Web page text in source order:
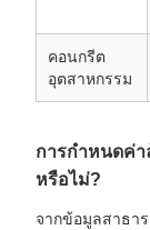
คอนกรีต
อุตสาหกรรม
การกำหนดค่า
หรือไม่?
จากข้อมูลสาธา